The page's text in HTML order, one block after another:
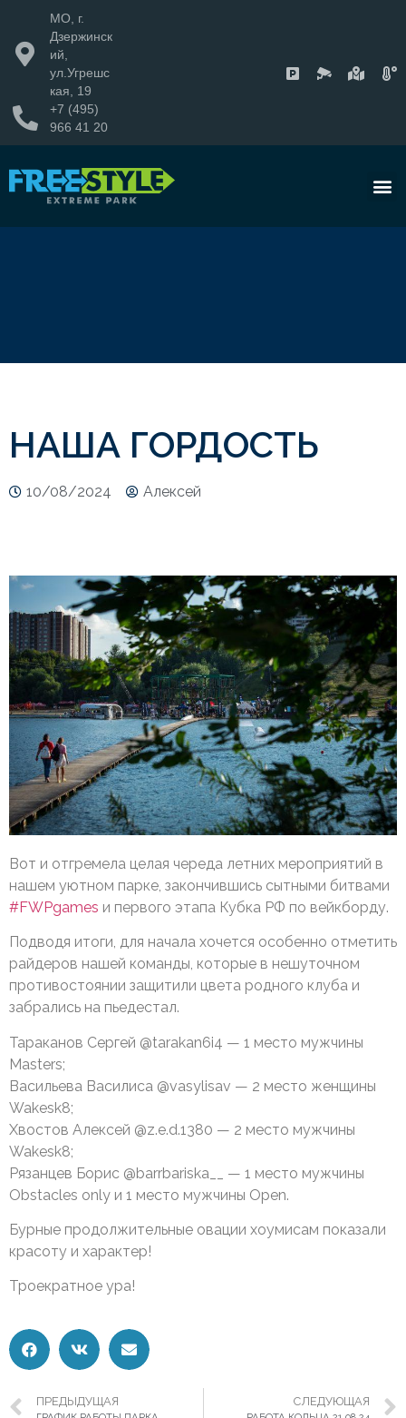
МО, г.
Дзержинск
ий,
ул.Угрешс
кая, 19
+7 (495)
966 41 20
НАША ГОРДОСТЬ
10/08/2024 Алекcей
Вот и отгремела целая череда летних мероприятий в
нашем уютном парке, закончившись сытными битвами
#FWPgames и первого этапа Кубка РФ по вейкборду.
Подводя итоги, для начала хочется особенно отметить
райдеров нашей команды, которые в нешуточном
противостоянии защитили цвета родного клуба и
забрались на пьедестал.
Тараканов Сергей @tarakan6i4 — 1 место мужчины
Masters;
Васильева Василиса @vasylisav — 2 место женщины
Wakesk8;
Хвостов Алексей @z.e.d.1380 — 2 место мужчины
Wakesk8;
Рязанцев Борис @barrbariska__ — 1 место мужчины
Obstacles only и 1 место мужчины Open.
Бурные продолжительные овации хоумисам показали
красоту и характер!
Троекратное ура!
ПРЕДЫДУЩАЯ СЛЕДУЮЩАЯ